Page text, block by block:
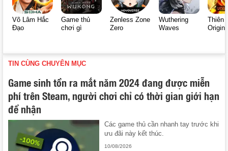
Võ Lâm Hắc
Đạo
Game thủ
chơi gì
Zenless Zone
Zero
Wuthering
Waves
Thiên
Origin
TIN CÙNG CHUYÊN MỤC
Game sinh tồn ra mắt năm 2024 đang được miễn
phí trên Steam, người chơi chỉ có thời gian giới hạn
để nhận
Các game thủ cần nhanh tay trước khi
ưu đãi này kết thúc.
10/08/2026